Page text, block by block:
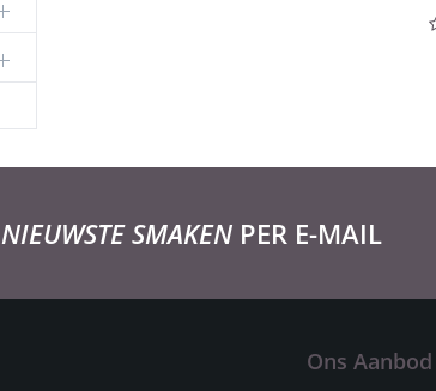
NIEUWSTE SMAKEN PER E-MAIL
Ons Aanbod